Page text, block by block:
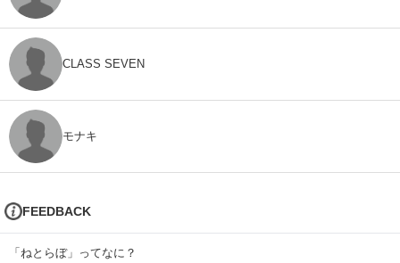
CLASS SEVEN
モナキ
FEEDBACK
「ねとらぼ」ってなに？